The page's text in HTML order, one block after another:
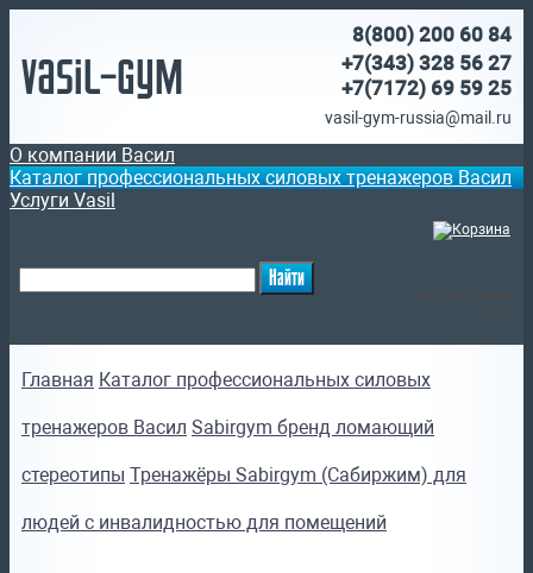
Vasil-Gym
8(800) 200 60 84
+7(343) 328 56 27
+7(7172) 69 59 25
vasil-gym-russia@mail.ru
О компании Васил
Каталог профессиональных силовых тренажеров Васил
Услуги Vasil
Главная Каталог профессиональных силовых
тренажеров Васил Sabirgym бренд ломающий
стереотипы Тренажёры Sabirgym (Сабиржим) для
людей с инвалидностью для помещений